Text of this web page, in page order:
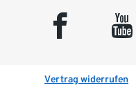
facebook youtube
Vertrag widerrufen